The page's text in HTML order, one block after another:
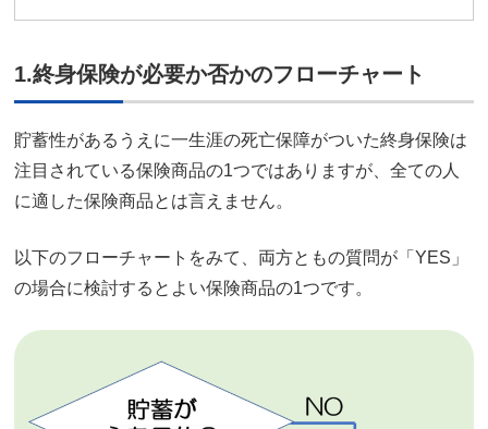
1.終身保険が必要か否かのフローチャート
貯蓄性があるうえに一生涯の死亡保障がついた終身保険は
注目されている保険商品の1つではありますが、全ての人
に適した保険商品とは言えません。
以下のフローチャートをみて、両方ともの質問が「YES」
の場合に検討するとよい保険商品の1つです。